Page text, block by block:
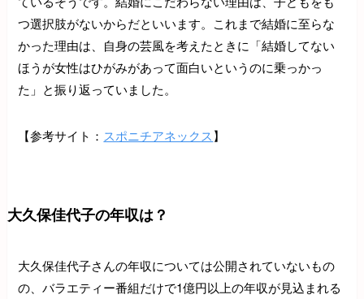
つ選択肢がないからだといいます。これまで結婚に至らな
かった理由は、自身の芸風を考えたときに「結婚してない
ほうが女性はひがみがあって面白いというのに乗っかっ
た」と振り返っていました。
【参考サイト： スポニチアネックス】
大久保佳代子の年収は？
大久保佳代子さんの年収については公開されていないもの
の、バラエティー番組だけで1億円以上の年収が見込まれる